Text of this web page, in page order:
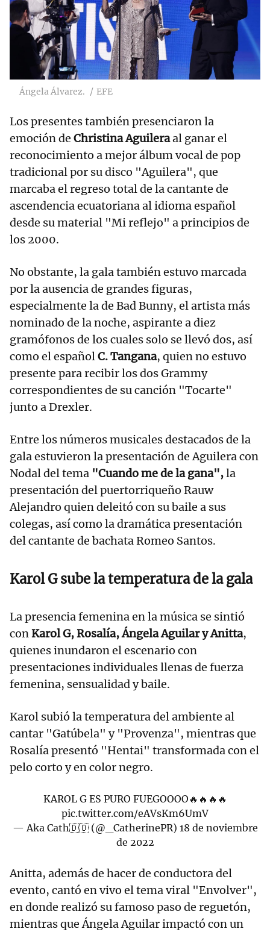
Ángela Álvarez. EFE
Los presentes también presenciaron la
emoción de Christina Aguileraal ganar el
reconocimiento a mejor álbum vocal de pop
tradicional por su disco "Aguilera", que
marcaba el regreso total de la cantante de
ascendencia ecuatoriana al idioma español
desde su material "Mi reflejo" a principios de
los 2000.
No obstante, la gala también estuvo marcada
por la ausencia de grandes figuras,
especialmente la de Bad Bunny, el artista más
nominado de la noche, aspirante a diez
gramófonos de los cuales solo se llevó dos, así
como el españolC. Tangana, quien no estuvo
presente para recibir los dos Grammy
correspondientes de su canción "Tocarte"
junto a Drexler.
Entre los números musicales destacados de la
gala estuvieron la presentación de Aguilera con
Nodal del tema "Cuando me de la gana",la
presentación del puertorriqueño Rauw
Alejandro quien deleitó con su baile a sus
colegas, así como la dramática presentación
del cantante de bachata Romeo Santos.
Karol G sube la temperatura de la gala
La presencia femenina en la música se sintió
conKarol G, Rosalía, Ángela Aguilar y Anitta,
quienes inundaron el escenario con
presentaciones individuales llenas de fuerza
femenina, sensualidad y baile.
Karol subió la temperatura del ambiente al
cantar "Gatúbela" y "Provenza", mientras que
Rosalía presentó "Hentai" transformada con el
pelo corto y en color negro.
KAROL G ES PURO FUEGOOOO🔥🔥🔥🔥
pic.twitter.com/eAVsKm6UmV
— Aka Cath🇩🇴 (@_CatherinePR) 18 de noviembre
de 2022
Anitta, además de hacer de conductora del
evento, cantó en vivo el tema viral "Envolver",
en donde realizó su famoso paso de reguetón,
mientras que Ángela Aguilar impactó con un